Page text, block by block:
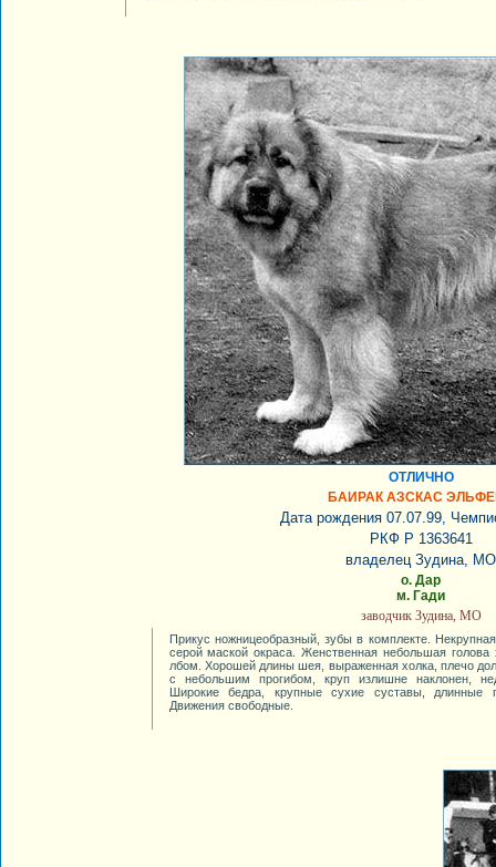
ОТЛИЧНО
БАИРАК АЗСКАС
Дата рождения 07.07.99,
РКФ Р 1363641
владелец Зудина, МО
о. Дар
м. Гади
заводчик Зудина, МО
Прикус ножницеобразный, зубы в комплекте.
серой маской окраса. Женственная небольшая
лбом. Хорошей длины шея, выраженная холка, плечо
с небольшим прогибом, круп излишне наклонен,
Широкие бедра, крупные сухие суставы, длинные
Движения свободные.